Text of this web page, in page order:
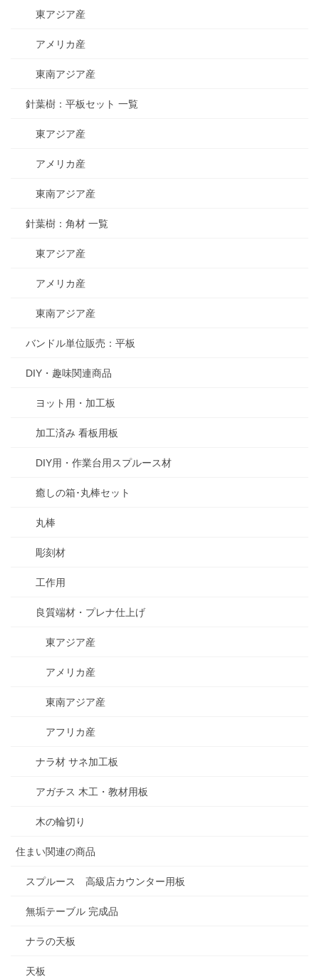
東アジア産
アメリカ産
東南アジア産
針葉樹：平板セット 一覧
東アジア産
アメリカ産
東南アジア産
針葉樹：角材 一覧
東アジア産
アメリカ産
東南アジア産
バンドル単位販売：平板
DIY・趣味関連商品
ヨット用・加工板
加工済み 看板用板
DIY用・作業台用スプルース材
癒しの箱･丸棒セット
丸棒
彫刻材
工作用
良質端材・プレナ仕上げ
東アジア産
アメリカ産
東南アジア産
アフリカ産
ナラ材 サネ加工板
アガチス 木工・教材用板
木の輪切り
住まい関連の商品
スプルース 高級店カウンター用板
無垢テーブル 完成品
ナラの天板
天板